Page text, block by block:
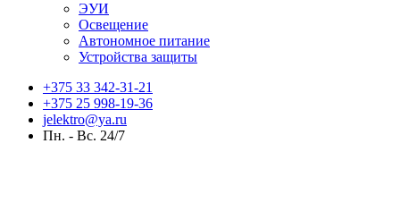
ЭУИ
Освещение
Автономное питание
Устройства защиты
+375 33 342-31-21
+375 25 998-19-36
jelektro@ya.ru
Пн. - Вс. 24/7